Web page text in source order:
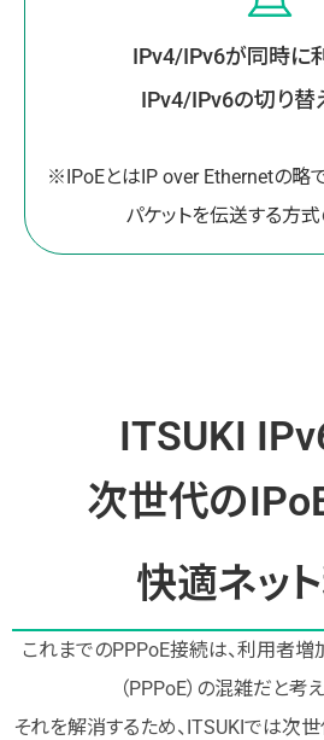
IPv4/IPv6が同時に
IPv4/IPv6の切り替
※IPoEとはIP over Ethernetの略
パケットを伝送する方式
ITSUKI
次世代の
快適ネッ
これまでのPPPoE接続は、利用者
（PPPoE）の混雑だと考
それを解消するため、ITSUKIでは次